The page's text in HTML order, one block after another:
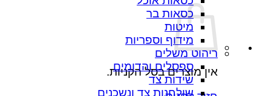
אין מוצרים בסל הקניות.
כסאות בר
מיטות
מידוף וספריות
ריהוט משלים
ספסלים והדומים
שידות צד
שולחנות צד ונשכנים